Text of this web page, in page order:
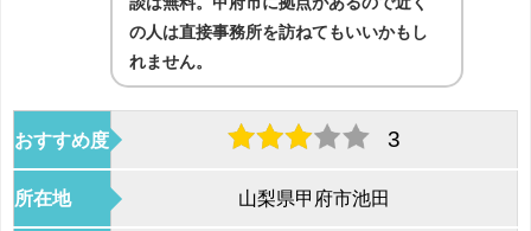
の人は直接事務所を訪ねてもいいかもし
れません。
おすすめ度 3
所在地 山梨県甲府市池田